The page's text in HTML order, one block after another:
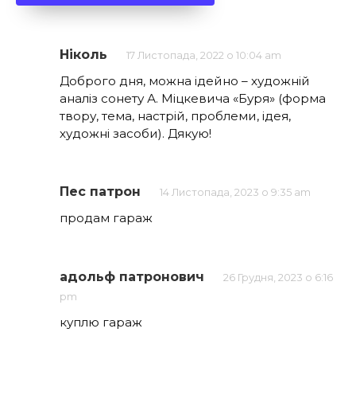
Ніколь 17 Листопада, 2022 о 10:04 am
Доброго дня, можна ідейно – художній
аналіз сонету А. Міцкевича «Буря» (форма
твору, тема, настрій, проблеми, ідея,
художні засоби). Дякую!
Пес патрон 14 Листопада, 2023 о 9:35 am
продам гараж
адольф патронович
26 Грудня, 2023 о 6:16
pm
куплю гараж